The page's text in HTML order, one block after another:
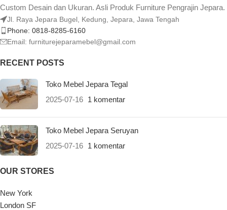
Custom Desain dan Ukuran. Asli Produk Furniture Pengrajin Jepara.
Jl. Raya Jepara Bugel, Kedung, Jepara, Jawa Tengah
Phone: 0818-8285-6160
Email: furniturejeparamebel@gmail.com
RECENT POSTS
Toko Mebel Jepara Tegal
2025-07-16 1 komentar
Toko Mebel Jepara Seruyan
2025-07-16 1 komentar
OUR STORES
New York
London SF